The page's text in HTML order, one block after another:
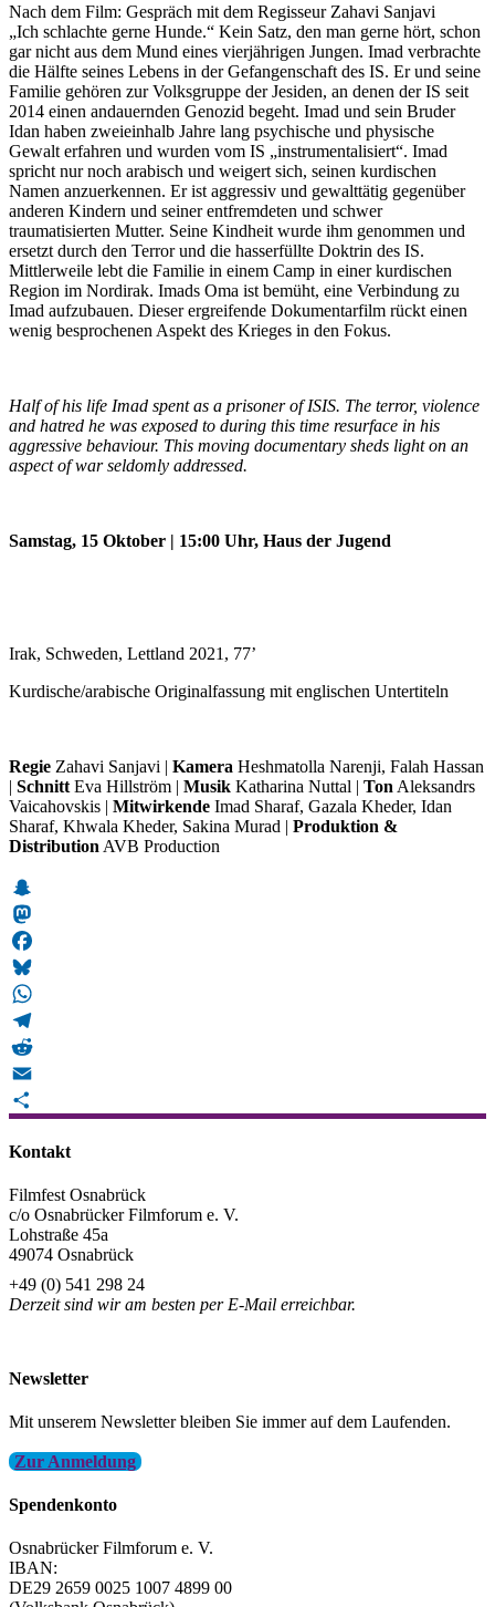
Nach dem Film: Gespräch mit dem Regisseur Zahavi Sanjavi
„Ich schlachte gerne Hunde.“ Kein Satz, den man gerne hört, schon
gar nicht aus dem Mund eines vierjährigen Jungen. Imad verbrachte
die Hälfte seines Lebens in der Gefangenschaft des IS. Er und seine
Familie gehören zur Volksgruppe der Jesiden, an denen der IS seit
2014 einen andauernden Genozid begeht. Imad und sein Bruder
Idan haben zweieinhalb Jahre lang psychische und physische
Gewalt erfahren und wurden vom IS „instrumentalisiert“. Imad
spricht nur noch arabisch und weigert sich, seinen kurdischen
Namen anzuerkennen. Er ist aggressiv und gewalttätig gegenüber
anderen Kindern und seiner entfremdeten und schwer
traumatisierten Mutter. Seine Kindheit wurde ihm genommen und
ersetzt durch den Terror und die hasserfüllte Doktrin des IS.
Mittlerweile lebt die Familie in einem Camp in einer kurdischen
Region im Nordirak. Imads Oma ist bemüht, eine Verbindung zu
Imad aufzubauen. Dieser ergreifende Dokumentarfilm rückt einen
wenig besprochenen Aspekt des Krieges in den Fokus.
Half of his life Imad spent as a prisoner of ISIS. The terror, violence
and hatred he was exposed to during this time resurface in his
aggressive behaviour. This moving documentary sheds light on an
aspect of war seldomly addressed.
Samstag, 15 Oktober | 15:00 Uhr, Haus der Jugend
Irak, Schweden, Lettland 2021, 77’
Kurdische/arabische Originalfassung mit englischen Untertiteln
Regie Zahavi Sanjavi | Kamera Heshmatolla Narenji, Falah Hassan
| Schnitt Eva Hillström | Musik Katharina Nuttal | Ton Aleksandrs
Vaicahovskis | Mitwirkende Imad Sharaf, Gazala Kheder, Idan
Sharaf, Khwala Kheder, Sakina Murad | Produktion &
Distribution AVB Production
Snapchat
Mastodon
Facebook
Bluesky
WhatsApp
Telegram
Reddit
Email
Kontakt
Filmfest Osnabrück
c/o Osnabrücker Filmforum e. V.
Lohstraße 45a
49074 Osnabrück
+49 (0) 541 298 24
Derzeit sind wir am besten per E-Mail erreichbar.
Newsletter
Mit unserem Newsletter bleiben Sie immer auf dem Laufenden.
Zur Anmeldung
Spendenkonto
Osnabrücker Filmforum e. V.
IBAN:
DE29 2659 0025 1007 4899 00